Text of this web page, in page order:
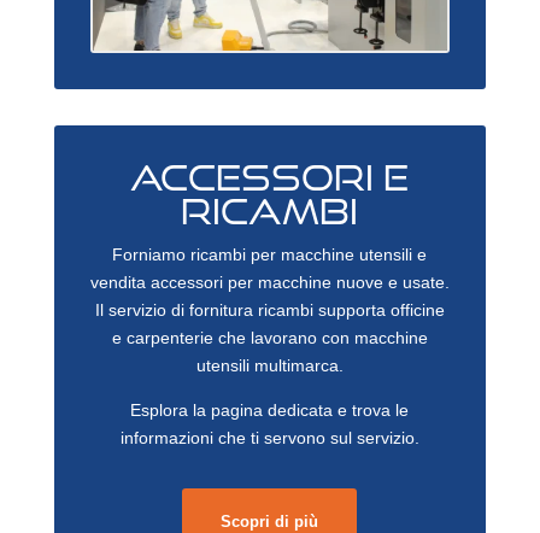
ACCESSORI E
RICAMBI
Forniamo ricambi per macchine utensili e
vendita accessori per macchine nuove e usate.
Il servizio di fornitura ricambi supporta officine
e carpenterie che lavorano con macchine
utensili multimarca.
Esplora la pagina dedicata e trova le
informazioni che ti servono sul servizio.
Scopri di più